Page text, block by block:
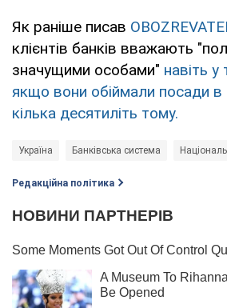
Як раніше писав
клієнтів банків вважають
значущими особами" навіть
якщо вони обіймали посади в
кілька десятиліть тому.
Україна Банківська система
Редакційна політика